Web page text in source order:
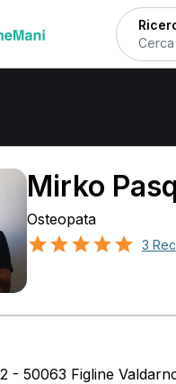
a
Mirko
Osteopata
3
- 50063 Figline